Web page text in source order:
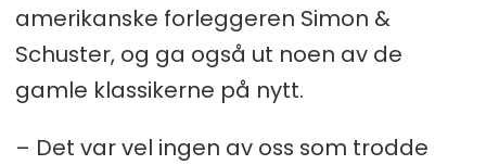
amerikanske forleggeren Simon &
Schuster, og ga også ut noen av de
gamle klassikerne på nytt.
– Det var vel ingen av oss som trodde